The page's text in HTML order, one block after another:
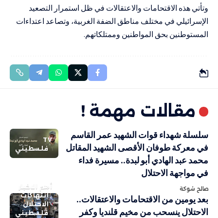
وتأتي هذه الاقتحامات والاعتقالات في ظل استمرار التصعيد
الإسرائيلي في مختلف مناطق الضفة الغربية، وتصاعد اعتداءات
المستوطنين بحق المواطنين وممتلكاتهم.
مقالات مهمة !
TV
فلسطيني
سلسلة شهداء قوات الشهيد عمر القاسم
في معركة طوفان الأقصى الشهيد المقاتل
محمد عبد الهادي أبو لبدة.. مسيرة فداء
في مواجهة الاحتلال
صالح شوكة
أهم الاخبار
انتهاكات
الاحتلال
فلسطيني
بعد يومين من الاقتحامات والاعتقالات..
الاحتلال ينسحب من مخيم قلنديا وكفر